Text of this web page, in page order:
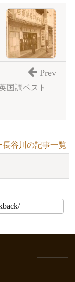
国調ベスト
Prev
長谷川の記事一覧